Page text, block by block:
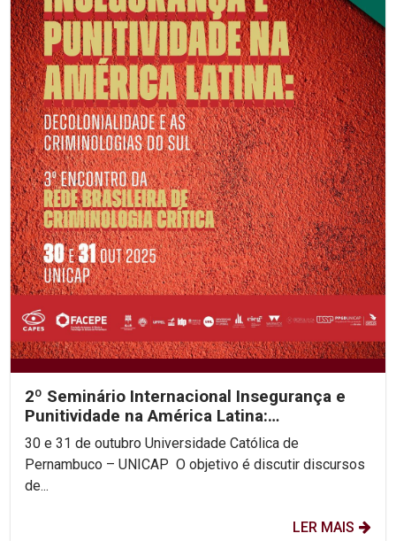
2º Seminário Internacional Insegurança e
Punitividade na América Latina:
decolonialidade e as...
30 e 31 de outubro Universidade Católica de
Pernambuco – UNICAP O objetivo é discutir discursos
de...
LER MAIS